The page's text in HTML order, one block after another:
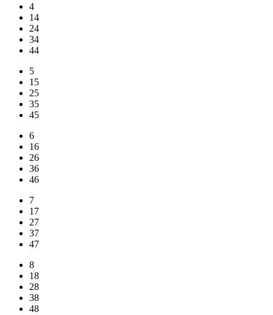
4
14
24
34
44
5
15
25
35
45
6
16
26
36
46
7
17
27
37
47
8
18
28
38
48